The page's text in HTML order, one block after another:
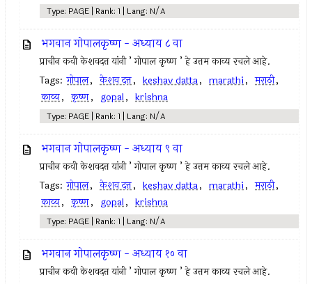
Type: PAGE | Rank: 1 | Lang: N/A
भगवान गोपालकृष्ण - अध्याय ८ वा
प्राचीन कवी केशवदत्त यांनी ’ गोपाल कृष्ण ’ हे उत्तम काव्य रचले आहे.
Tags: गोपाल, केशव दत्त, keshav datta, marathi, मराठी,
काव्य, कृष्ण, gopal, krishna
Type: PAGE | Rank: 1 | Lang: N/A
भगवान गोपालकृष्ण - अध्याय ९ वा
प्राचीन कवी केशवदत्त यांनी ’ गोपाल कृष्ण ’ हे उत्तम काव्य रचले आहे.
Tags: गोपाल, केशव दत्त, keshav datta, marathi, मराठी,
काव्य, कृष्ण, gopal, krishna
Type: PAGE | Rank: 1 | Lang: N/A
भगवान गोपालकृष्ण - अध्याय १० वा
प्राचीन कवी केशवदत्त यांनी ’ गोपाल कृष्ण ’ हे उत्तम काव्य रचले आहे.